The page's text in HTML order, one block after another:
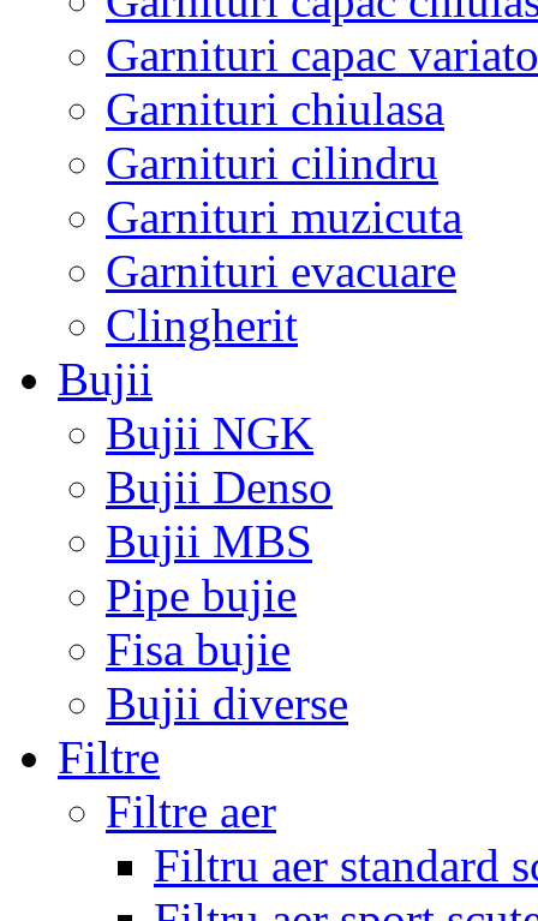
Garnituri capac
Garnituri chiulasa
Garnituri cilindru
Garnituri muzicuta
Garnituri evacuare
Clingherit
Bujii
Bujii NGK
Bujii Denso
Bujii MBS
Pipe bujie
Fisa bujie
Bujii diverse
Filtre
Filtre aer
Filtru aer standard